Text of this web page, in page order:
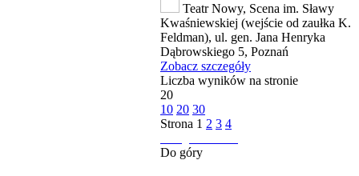
Teatr Nowy, Scena im. Sławy
Kwaśniewskiej (wejście od zaułka K.
Feldman), ul. gen. Jana Henryka
Dąbrowskiego 5, Poznań
Zobacz szczegóły
Liczba wyników na stronie
20
10 20 30
Strona 1 2 3 4
Do góry